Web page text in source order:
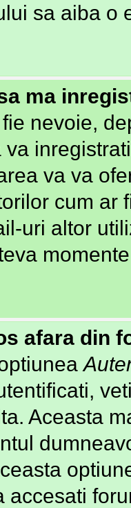
sa aiba o
ma
nevoie,
va va
cum ar
uri altor
afara din
Aceasta
accesati